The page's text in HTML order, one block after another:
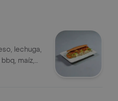
lechuga,
maíz,